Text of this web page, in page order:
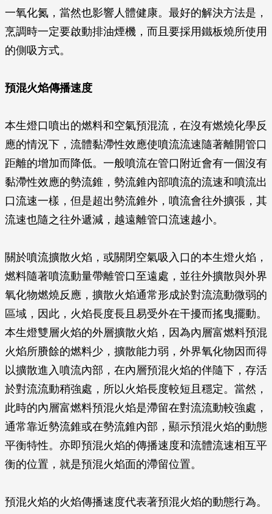
一氧化氮，當然也影響人體健康。最好的解決方法是，
烹調時一定要啟動排油煙機，而且要採用鐵板燒所使用
的側吸方式。
預混火焰傳播速度
本生燈口噴出的燃料和空氣預混流，在沒有燃燒化學反
應的情況下，流體黏滯性效應使噴流流速隨著離開管口
距離的增加而降低。一般噴流在管口附近會有一個沒有
黏滯性效應的勢流錐，勢流錐內部噴流的流速和噴流出
口流速一樣，但是超出勢流錐外，噴流會往外擴張，其
流速也隨之往外遞減，越遠離管口流速越小。
關於噴流擴散火焰，或關閉空氣吸入口的本生燈火焰，
燃料隨著噴流動量帶離管口至遠處，並往外擴散與外界
氧化物燃燒反應，擴散火焰通常形成於對流流動微弱的
區域，因此，火焰長度長且易受外在干擾而搖曳擺動。
本生燈雙層火焰的外層擴散火焰，因為內層富燃料預混
火焰所賸餘的燃料少，擴散能力弱，外界氧化物因而得
以擴散進入噴流內部，在內層預混火焰的伴隨下，存活
於對流流動稍強處，所以火焰長度較短且穩定。當然，
此時的內層富燃料預混火焰是滯留在對流流動較強處，
通常靠近勢流錐或在勢流錐內部，顯示預混火焰的動態
平衡特性。亦即預混火焰的傳播速度和流體流速相互平
衡的位置，就是預混火焰面的滯留位置。
預混火焰的火焰傳播速度代表著預混火焰的動態行為。